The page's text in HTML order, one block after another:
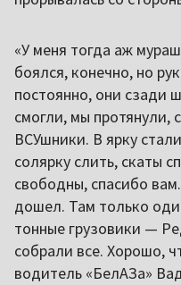
«У меня тогда аж
боялся, конечно, но
постоянно, они сзади
смогли, мы протянули,
ВСУшники. В ярку
солярку слить, скаты
свободны, спасибо
дошел. Там только
тонные грузовики —
собрали все. Хорошо,
водитель «БелАЗа»